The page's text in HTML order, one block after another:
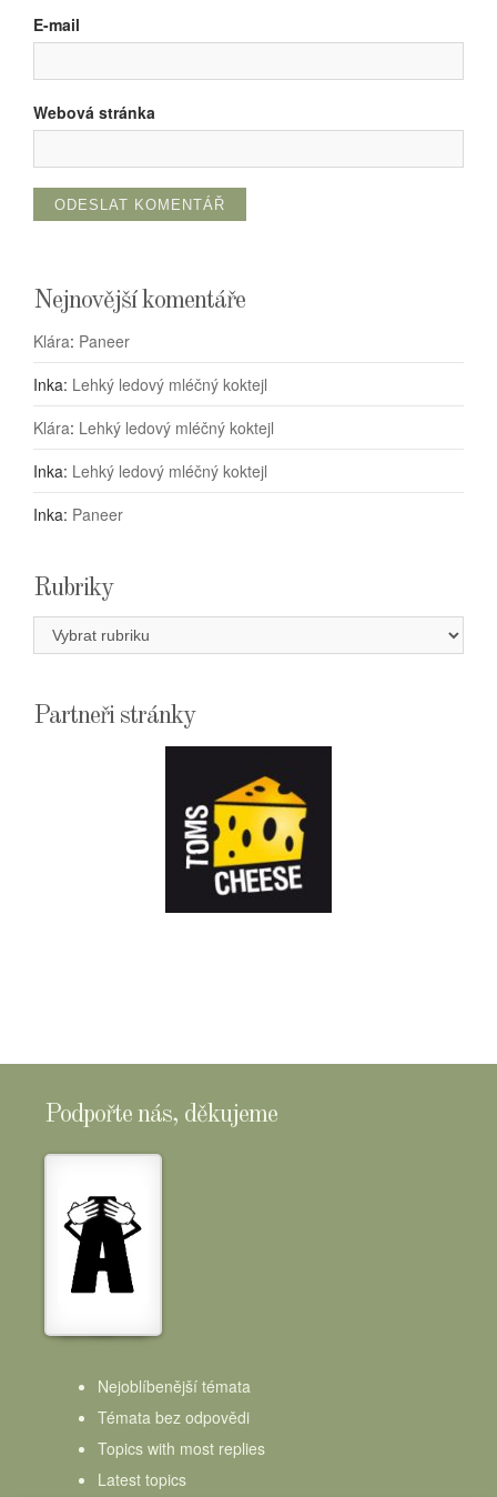
E-mail
Webová stránka
Nejnovější komentáře
Klára: Paneer
Inka: Lehký ledový mléčný koktejl
Klára: Lehký ledový mléčný koktejl
Inka: Lehký ledový mléčný koktejl
Inka: Paneer
Rubriky
Rubriky
Partneři stránky
Podpořte nás, děkujeme
Nejoblíbenější témata
Témata bez odpovědi
Topics with most replies
Latest topics